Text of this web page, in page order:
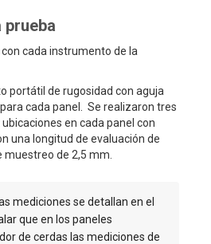
con cada instrumento de la
portátil de rugosidad con aguja
cada panel. Se realizaron tres
en cada panel con
una longitud de evaluación de
muestreo de 2,5 mm.
mediciones se detallan en el
que en los paneles
de cerdas las mediciones de